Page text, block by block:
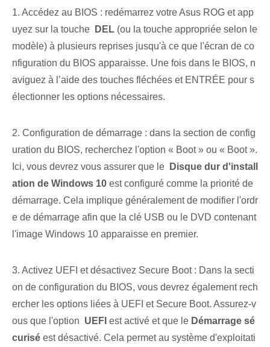
1. Accédez au BIOS : redémarrez votre Asus‌ ROG et app
uyez sur la touche ‌
DEL (ou la touche appropriée selon le
modèle) à plusieurs reprises jusqu'à ce que l'écran de co
nfiguration du BIOS apparaisse. Une fois dans le BIOS, n
aviguez à l’aide des touches fléchées et ENTRÉE pour s
électionner les options nécessaires.
2. Configuration de démarrage : dans la section de config
uration du BIOS, recherchez l'option « Boot »⁢ ou « Boot ».
Ici, vous devrez vous assurer que le ⁣
Disque dur d'install
ation de Windows 10 est configuré comme ⁣la⁢ priorité de
démarrage. Cela implique généralement de modifier l'ordr
e de démarrage afin que la clé USB ou le DVD contenant
l'image Windows 10 apparaisse en premier.
3. Activez UEFI et désactivez Secure Boot : Dans la secti
on de configuration du BIOS, vous devrez également rech
ercher les options liées à UEFI et Secure Boot. Assurez-v
ous que l'option ‍ UEFI est activé et que le Démarrage sé
curisé est désactivé. Cela permet au système d'exploitati